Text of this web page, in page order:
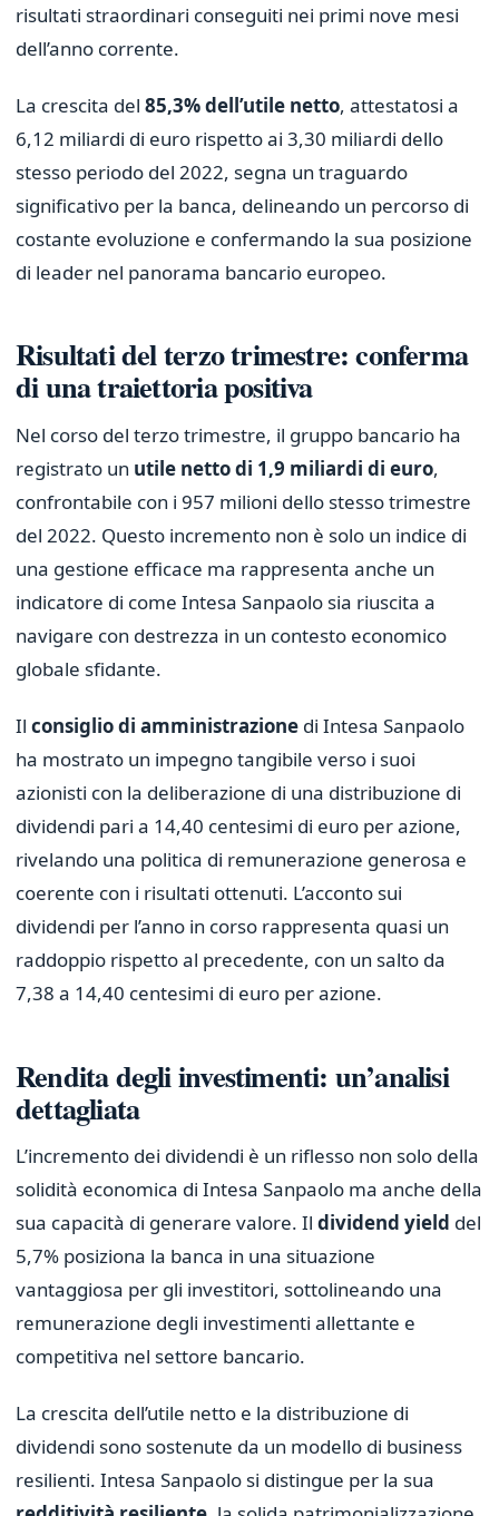
risultati straordinari conseguiti nei primi nove mesi
dell’anno corrente.
La crescita del 85,3% dell’utile netto, attestatosi a
6,12 miliardi di euro rispetto ai 3,30 miliardi dello
stesso periodo del 2022, segna un traguardo
significativo per la banca, delineando un percorso di
costante evoluzione e confermando la sua posizione
di leader nel panorama bancario europeo.
Risultati del terzo trimestre: conferma
di una traiettoria positiva
Nel corso del terzo trimestre, il gruppo bancario ha
registrato un utile netto di 1,9 miliardi di euro,
confrontabile con i 957 milioni dello stesso trimestre
del 2022. Questo incremento non è solo un indice di
una gestione efficace ma rappresenta anche un
indicatore di come Intesa Sanpaolo sia riuscita a
navigare con destrezza in un contesto economico
globale sfidante.
Il consiglio di amministrazione di Intesa Sanpaolo
ha mostrato un impegno tangibile verso i suoi
azionisti con la deliberazione di una distribuzione di
dividendi pari a 14,40 centesimi di euro per azione,
rivelando una politica di remunerazione generosa e
coerente con i risultati ottenuti. L’acconto sui
dividendi per l’anno in corso rappresenta quasi un
raddoppio rispetto al precedente, con un salto da
7,38 a 14,40 centesimi di euro per azione.
Rendita degli investimenti: un’analisi
dettagliata
L’incremento dei dividendi è un riflesso non solo della
solidità economica di Intesa Sanpaolo ma anche della
sua capacità di generare valore. Il dividend yield del
5,7% posiziona la banca in una situazione
vantaggiosa per gli investitori, sottolineando una
remunerazione degli investimenti allettante e
competitiva nel settore bancario.
La crescita dell’utile netto e la distribuzione di
dividendi sono sostenute da un modello di business
resilienti. Intesa Sanpaolo si distingue per la sua